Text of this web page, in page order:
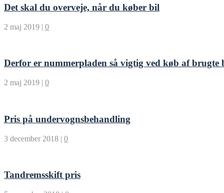
Det skal du overveje, når du køber bil
2 maj 2019 | 0
Derfor er nummerpladen så vigtig ved køb af brugte
2 maj 2019 | 0
Pris på undervognsbehandling
3 december 2018 | 0
Tandremsskift pris